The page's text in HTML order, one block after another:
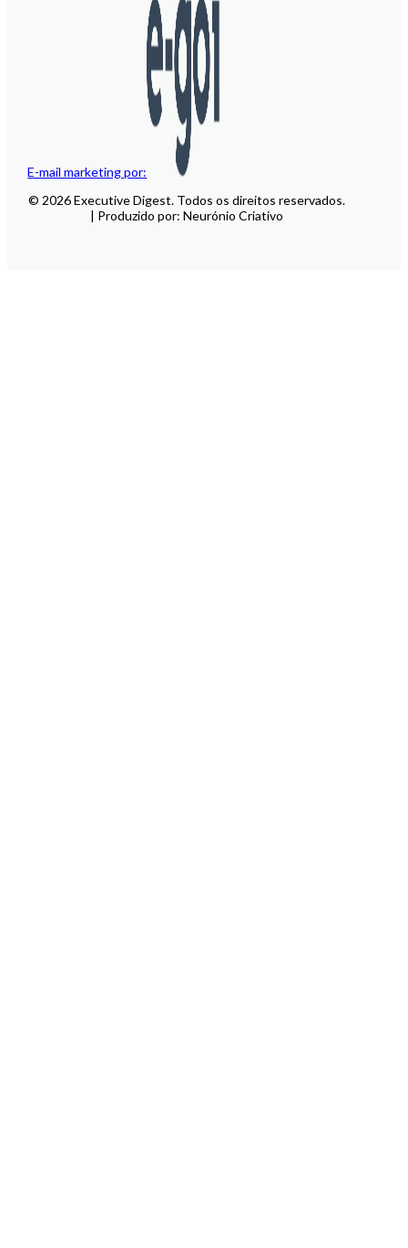
E-mail marketing por:
© 2026 Executive Digest. Todos os direitos reservados.
| Produzido por: Neurónio Criativo